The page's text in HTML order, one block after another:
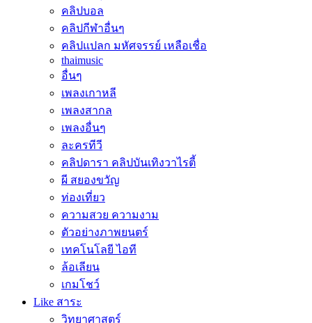
คลิปบอล
คลิปกีฬาอื่นๆ
คลิปแปลก มหัศจรรย์ เหลือเชื่อ
thaimusic
อื่นๆ
เพลงเกาหลี
เพลงสากล
เพลงอื่นๆ
ละครทีวี
คลิปดารา คลิปบันเทิงวาไรตี้
ผี สยองขวัญ
ท่องเที่ยว
ความสวย ความงาม
ตัวอย่างภาพยนตร์
เทคโนโลยี ไอที
ล้อเลียน
เกมโชว์
Like สาระ
วิทยาศาสตร์